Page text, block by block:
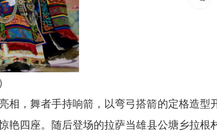
）
相，舞者手持响箭，以弯弓搭箭的定格造型
艳四座。随后登场的拉萨当雄县公塘乡拉根